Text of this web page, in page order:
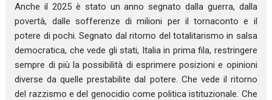
Anche il 2025 è stato un anno segnato dalla guerra, dalla
povertà, dalle sofferenze di milioni per il tornaconto e il
potere di pochi. Segnato dal ritorno del totalitarismo in salsa
democratica, che vede gli stati, Italia in prima fila, restringere
sempre di più la possibilità di esprimere posizioni e opinioni
diverse da quelle prestabilite dal potere. Che vede il ritorno
del razzismo e del genocidio come politica istituzionale. Che